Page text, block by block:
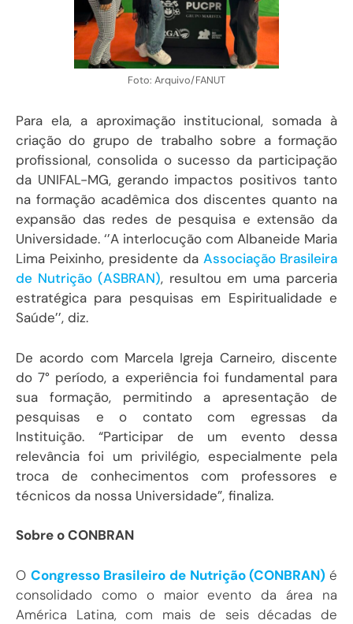
Foto: Arquivo/FANUT
Para ela, a aproximação institucional, somada à
criação do grupo de trabalho sobre a formação
profissional, consolida o sucesso da participação
da UNIFAL-MG, gerando impactos positivos tanto
na formação acadêmica dos discentes quanto na
expansão das redes de pesquisa e extensão da
Universidade. ‘’A interlocução com Albaneide Maria
Lima Peixinho, presidente da Associação Brasileira
de Nutrição (ASBRAN), resultou em uma parceria
estratégica para pesquisas em Espiritualidade e
Saúde’’, diz.
De acordo com Marcela Igreja Carneiro, discente
do 7° período, a experiência foi fundamental para
sua formação, permitindo a apresentação de
pesquisas e o contato com egressas da
Instituição. “Participar de um evento dessa
relevância foi um privilégio, especialmente pela
troca de conhecimentos com professores e
técnicos da nossa Universidade”, finaliza.
Sobre o CONBRAN
O Congresso Brasileiro de Nutrição (CONBRAN) é
consolidado como o maior evento da área na
América Latina, com mais de seis décadas de